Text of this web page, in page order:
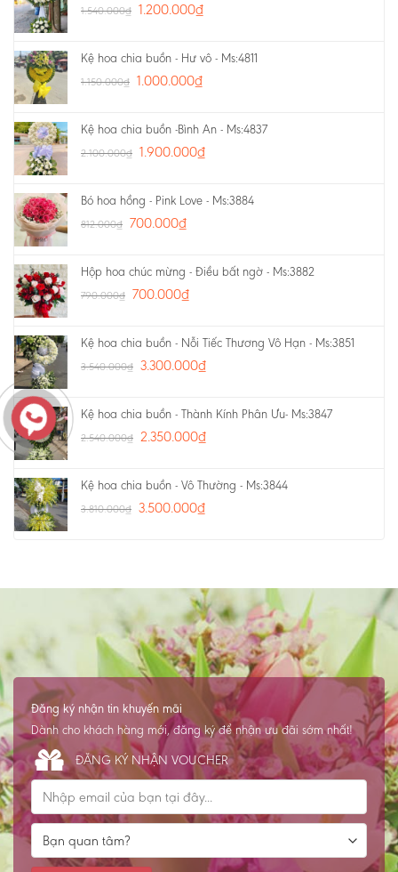
1.540.000₫ 1.200.000₫
Kệ hoa chia buồn - Hư vô - Ms:4811
1.150.000₫ 1.000.000₫
Kệ hoa chia buồn -Bình An - Ms:4837
2.100.000₫ 1.900.000₫
Bó hoa hồng - Pink Love - Ms:3884
812.000₫ 700.000₫
Hộp hoa chúc mừng - Điều bất ngờ - Ms:3882
790.000₫ 700.000₫
Kệ hoa chia buồn - Nỗi Tiếc Thương Vô Hạn - Ms:3851
3.540.000₫ 3.300.000₫
Kệ hoa chia buồn - Thành Kính Phân Ưu- Ms:3847
2.540.000₫ 2.350.000₫
Kệ hoa chia buồn - Vô Thường - Ms:3844
3.810.000₫ 3.500.000₫
Đăng ký nhận tin khuyến mãi
Dành cho khách hàng mới, đăng ký để nhận ưu đãi sớm nhất!
ĐĂNG KÝ NHẬN VOUCHER